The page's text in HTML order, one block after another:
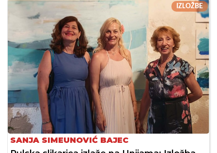
IZLOŽBE
SANJA SIMEUNOVIĆ BAJEC